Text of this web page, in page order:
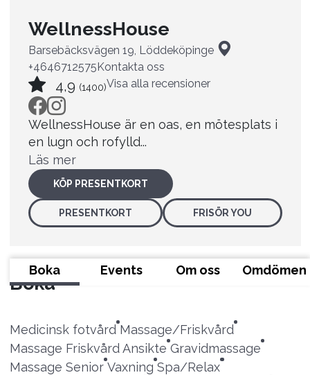
WellnessHouse
Barsebäcksvägen 19, Löddeköpinge
+4646712575Kontakta oss
4,9 (1400)Visa alla recensioner
WellnessHouse är en oas, en mötesplats i
en lugn och rofylld...
Läs mer
KÖP PRESENTKORT
PRESENTKORT FRISÖR YOU
Boka Events Om oss Omdömen
Boka
Medicinsk fotvård Massage/Friskvård
Massage Friskvård Ansikte Gravidmassage
Massage Senior Vaxning Spa/Relax